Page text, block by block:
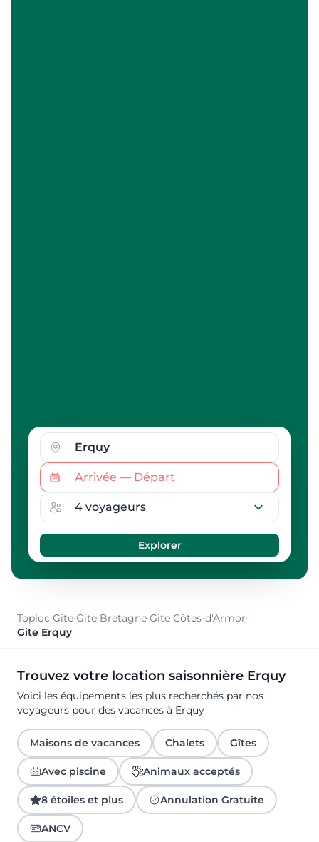
Toploc·Gite·Gite Bretagne·Gite Côtes-d'Armor·
Gite Erquy
Trouvez votre location saisonnière Erquy
Voici les équipements les plus recherchés par nos
voyageurs pour des vacances à Erquy
Maisons de vacances Chalets Gîtes
Avec piscine Animaux acceptés
8 étoiles et plus Annulation Gratuite
ANCV